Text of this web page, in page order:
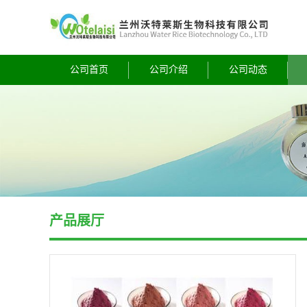
公司首页 公司介绍 公司动态
产品展厅